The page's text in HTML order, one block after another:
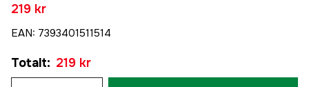
219 kr
EAN: 7393401511514
Totalt: 219 kr